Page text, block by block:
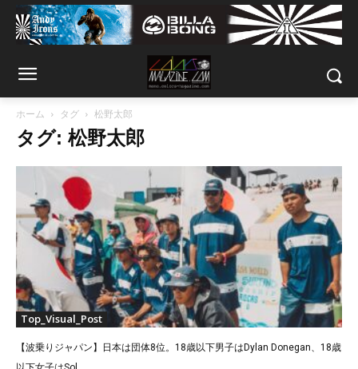
ホーム タグ 松野太郎
タグ: 松野太郎
Top_Visual_Post
【波乗りジャパン】日本は団体8位。18歳以下男子はDylan Donegan、18歳